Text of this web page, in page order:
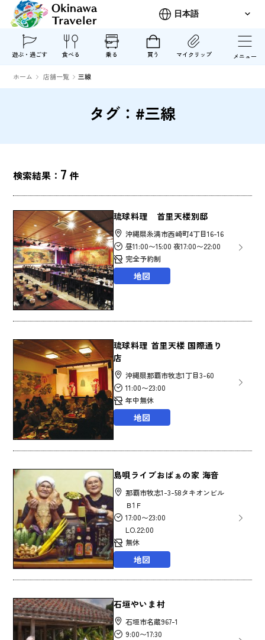
遊ぶ・過ごす 食べる 乗る 買う マイクリップ メニュー
ホーム 店舗一覧 三線
タグ：#三線
検索結果： 7 件
琉球料理 首里天楼別邸
沖縄県糸満市西崎町4丁目16-16
昼11:00〜15:00 夜17:00〜22:00
完全予約制
地図
琉球料理 首里天楼 国際通り
店
沖縄県那覇市牧志1丁目3-60
11:00〜23:00
年中無休
地図
島唄ライブおばぁの家 海音
那覇市牧志1-3-58タキオンビル
Ｂ1Ｆ
17:00〜23:00
LO.22:00
無休
地図
石垣やいま村
石垣市名蔵967-1
9:00〜17:30